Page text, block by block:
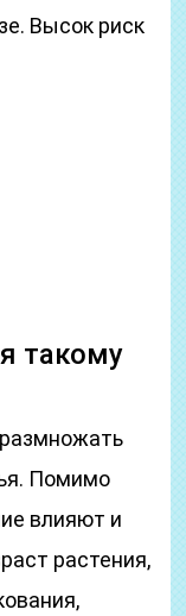
Высок риск
такому
Помимо
влияют и
растения,